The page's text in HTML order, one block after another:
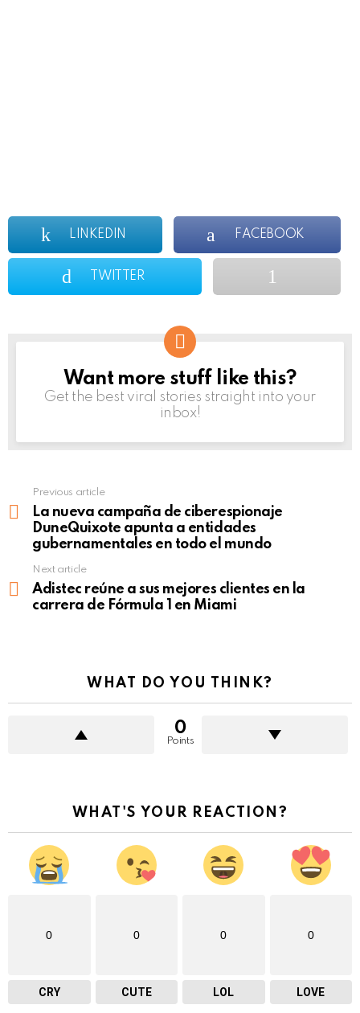
LINKEDIN FACEBOOK
TWITTER
NEWSLETTER
Want more stuff like this?
Get the best viral stories straight into your
inbox!
more
Previous article
La nueva campaña de ciberespionaje
DuneQuixote apunta a entidades
gubernamentales en todo el mundo
Next article
Adistec reúne a sus mejores clientes en la
carrera de Fórmula 1 en Miami
WHAT DO YOU THINK?
0
Points
WHAT'S YOUR REACTION?
0
CRY
0
CUTE
0
LOL
0
LOVE